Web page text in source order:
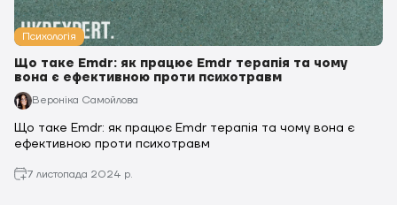
Психологія
Що таке Emdr: як працює Emdr терапія та чому
вона є ефективною проти психотравм
Вероніка Самойлова
Що таке Emdr: як працює Emdr терапія та чому вона є
ефективною проти психотравм
7 листопада 2024 р.